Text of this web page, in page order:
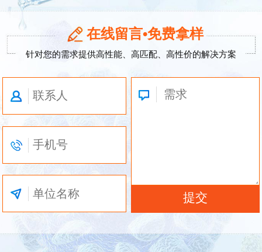
在线留言•免费拿样
针对您的需求提供高性能、高匹配、高性价的解决方案